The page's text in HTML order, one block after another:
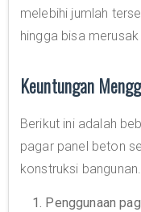
melebihi jumlah
hingga bisa
Keuntungan
Berikut ini adalah
pagar panel beton
konstruksi bangunan.
1. Penggunaan